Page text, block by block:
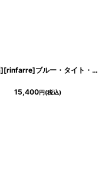
[韓国製][rinfarre]ブルー・タイト・ミディアムスカート・膝下丈・無地 ・スリットカット・青[送料無料]
15,400円(税込)